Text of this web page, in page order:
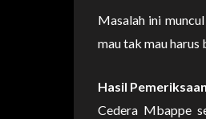
Masalah ini
mau tak mau harus
Hasil
Cedera Mbappe